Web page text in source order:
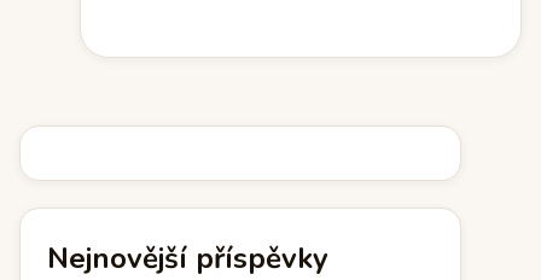
Nejnovější příspěvky